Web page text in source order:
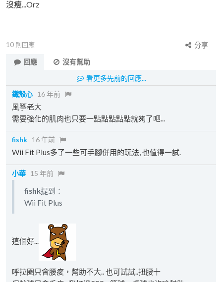
沒瘦...Orz
10 則回應
分享
回應
沒有幫助
看更多先前的回應...
鐵殼心 16 年前
風箏老大
需要強化的肌肉也只要一點點點點點就夠了吧...
fishk 16 年前
Wii Fit Plus多了一些可手腳併用的玩法, 也值得一試.
小華 15 年前
fishk提到：
Wii Fit Plus
這個好...
呼拉圈只會腰痠，幫助不大.. 也可試試..扭腰十